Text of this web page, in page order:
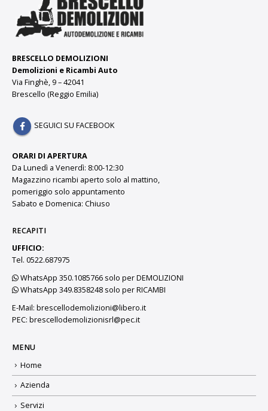
BRESCELLO DEMOLIZIONI
Demolizioni e Ricambi Auto
Via Finghè, 9 – 42041
Brescello (Reggio Emilia)
SEGUICI SU FACEBOOK
ORARI DI APERTURA
Da Lunedì a Venerdì: 8:00-12:30
Magazzino ricambi aperto solo al mattino,
pomeriggio solo appuntamento
Sabato e Domenica: Chiuso
RECAPITI
UFFICIO:
Tel. 0522.687975
WhatsApp 350.1085766 solo per DEMOLIZIONI
WhatsApp 349.8358248 solo per RICAMBI
E-Mail: brescellodemolizioni@libero.it
PEC: brescellodemolizionisrl@pec.it
MENU
Home
Azienda
Servizi